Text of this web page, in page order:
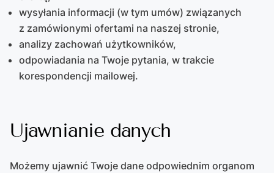
wysyłania informacji (w tym umów) związanych
z zamówionymi ofertami na naszej stronie,
analizy zachowań użytkowników,
odpowiadania na Twoje pytania, w trakcie
korespondencji mailowej.
Ujawnianie danych
Możemy ujawnić Twoje dane odpowiednim organom